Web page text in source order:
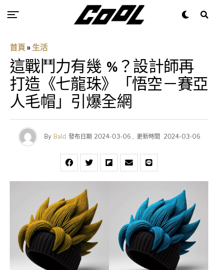
首頁 » 生活
這戰鬥力有幾 %？設計師再
打造《七龍珠》「悟空－賽亞
人毛帽」引爆全網
By Bald 發布日期 2024-03-06 , 更新時間 2024-03-06